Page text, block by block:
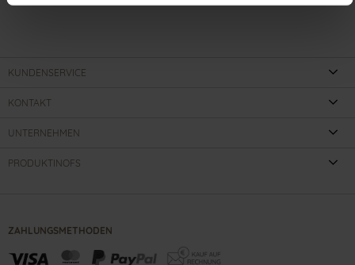
KUNDENSERVICE
KONTAKT
UNTERNEHMEN
PRODUKTINOFS
ZAHLUNGSMETHODEN